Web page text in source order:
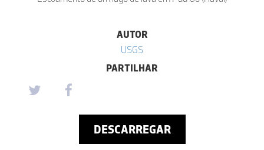
AUTOR
USGS
PARTILHAR
DESCARREGAR